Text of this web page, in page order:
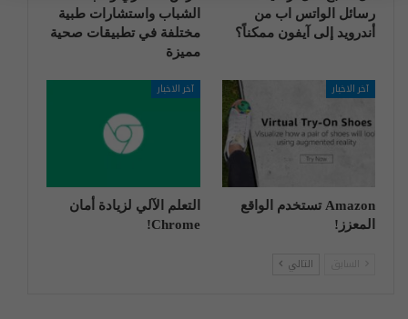
رسائل الواتس اب من
أندرويد إلى آيفون ممكناً؟
الشباب واستشارات طبية
مختلفة في تطبيقات صحية
مميزة
آخر الاخبار
Amazon تستخدم الواقع
المعزز!
آخر الاخبار
التعلم الآلي لزيادة أمان
Chrome!
التالي